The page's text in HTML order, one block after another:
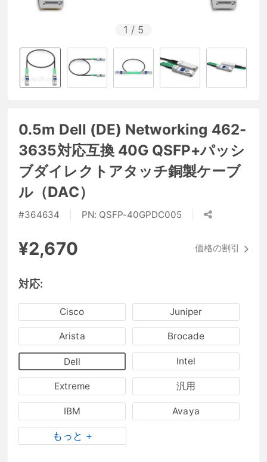
1 / 5
0.5m Dell (DE) Networking 462-
3635対応互換 40G QSFP+パッシ
ブダイレクトアタッチ銅製ケーブ
ル（DAC）
#364634 PN: QSFP-40GPDC005
¥2,670 価格の割引
対応:
Cisco Juniper
Arista Brocade
Dell Intel
Extreme 汎用
IBM Avaya
もっと +